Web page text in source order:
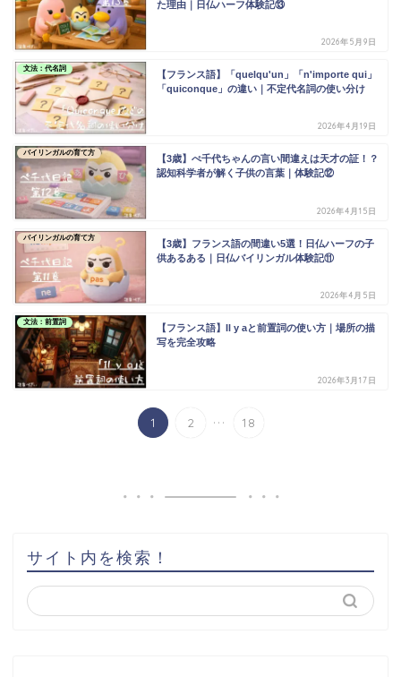
た理由｜日仏ハーフ体験記⑬
2026年5月9日
文法：代名詞
【フランス語】「quelqu'un」「n'importe qui」
「quiconque」の違い｜不定代名詞の使い分け
2026年4月19日
バイリンガルの育て方
【3歳】ぺ千代ちゃんの言い間違えは天才の証！？
認知科学者が解く子供の言葉｜体験記⑫
2026年4月15日
バイリンガルの育て方
【3歳】フランス語の間違い5選！日仏ハーフの子
供あるある｜日仏バイリンガル体験記⑪
2026年4月5日
文法：前置詞
【フランス語】Il y aと前置詞の使い方｜場所の描
写を完全攻略
2026年3月17日
1 2 ... 18
サイト内を検索！